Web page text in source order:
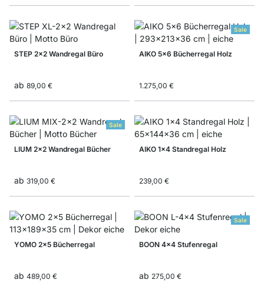
STEP 2x2 Wandregal Büro
ab 89,00 €
Sale
AIKO 5x6 Bücherregal Holz
1.275,00 €
Sale
LIUM 2x2 Wandregal Bücher
ab 319,00 €
AIKO 1x4 Standregal Holz
239,00 €
YOMO 2x5 Bücherregal
ab 489,00 €
Sale
BOON 4x4 Stufenregal
ab 275,00 €